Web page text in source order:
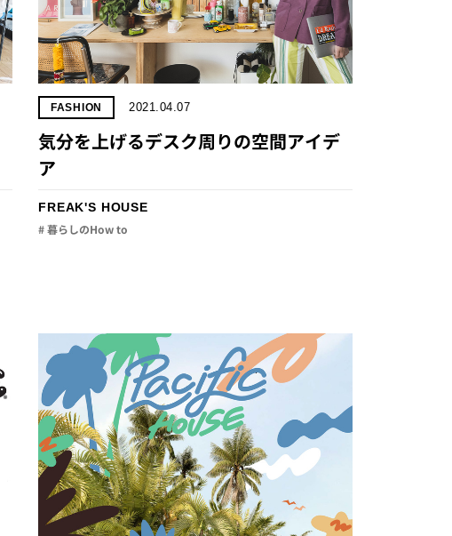
FASHION 2021.04.07
気分を上げるデスク周りの空間アイデ
ア
FREAK'S HOUSE
# 暮らしのHow to